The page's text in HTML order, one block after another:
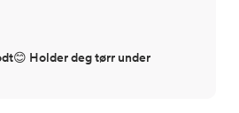
Holder deg tørr under